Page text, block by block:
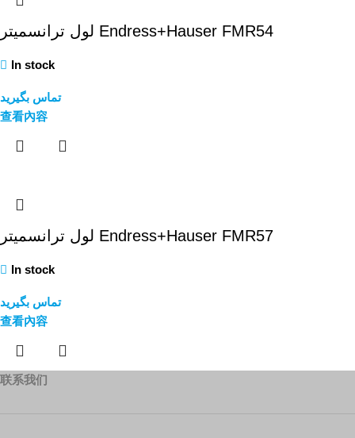
لول ترانسمیتر Endress+Hauser FMR54
In stock
تماس بگیرید
查看內容
لول ترانسمیتر Endress+Hauser FMR57
In stock
تماس بگیرید
查看內容
联系我们